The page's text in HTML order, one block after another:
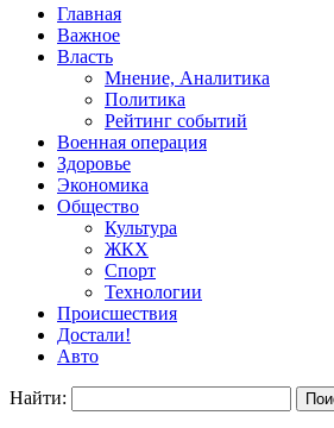
Главная
Важное
Власть
Мнение, Аналитика
Политика
Рейтинг событий
Военная операция
Здоровье
Экономика
Общество
Культура
ЖКХ
Спорт
Технологии
Происшествия
Достали!
Авто
Найти: